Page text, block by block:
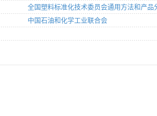
全国塑料标准化技术委员会通用方法和产品
中国石油和化学工业联合会